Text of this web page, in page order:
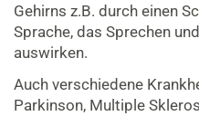
Gehirns z.B. durch einen
Sprache, das Sprechen
auswirken.
Auch verschiedene
Parkinson, Multiple